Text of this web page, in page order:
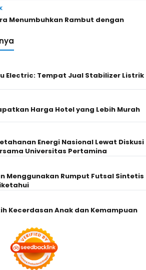
Menumbuhkan Rambut dengan
Electric: Tempat Jual Stabilizer Listrik
Harga Hotel yang Lebih Murah
Energi Nasional Lewat Diskusi
Universitas Pertamina
Menggunakan Rumput Futsal Sintetis
Kecerdasan Anak dan Kemampuan